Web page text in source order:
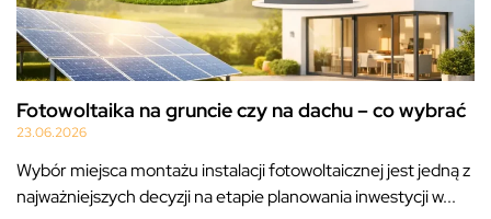
Fotowoltaika na gruncie czy na dachu – co wybrać
23.06.2026
Wybór miejsca montażu instalacji fotowoltaicznej jest jedną z
najważniejszych decyzji na etapie planowania inwestycji w...